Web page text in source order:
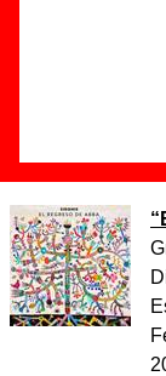
“